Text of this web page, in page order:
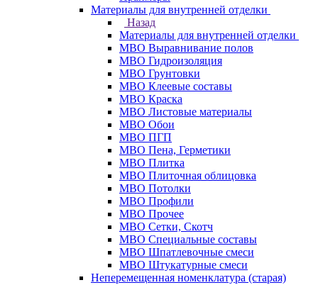
Материалы для внутренней отделки
Назад
Материалы для внутренней отделки
МВО Выравнивание полов
МВО Гидроизоляция
МВО Грунтовки
МВО Клеевые составы
МВО Краска
МВО Листовые материалы
МВО Обои
МВО ПГП
МВО Пена, Герметики
МВО Плитка
МВО Плиточная облицовка
МВО Потолки
МВО Профили
МВО Прочее
МВО Сетки, Скотч
МВО Специальные составы
МВО Шпатлевочные смеси
МВО Штукатурные смеси
Неперемещенная номенклатура (старая)